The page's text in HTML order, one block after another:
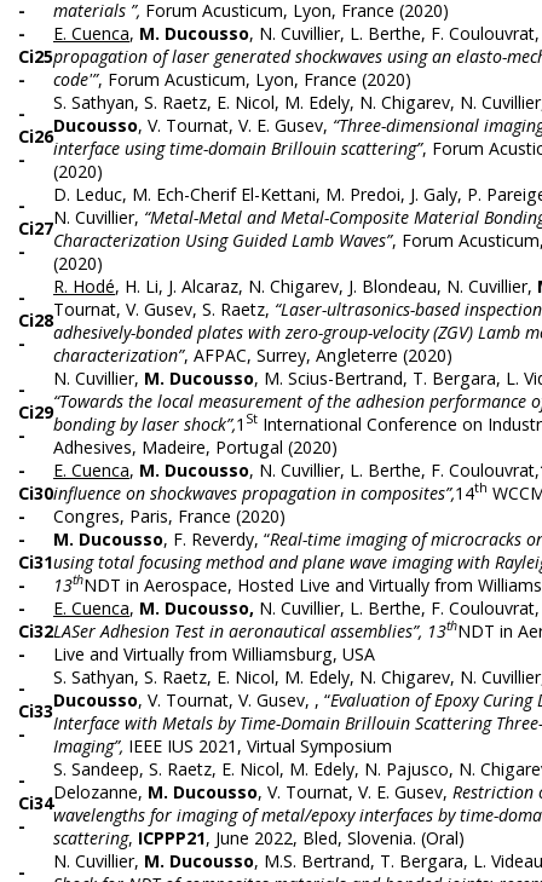
-
materials ”, Forum Acusticum, Lyon, France (2020)
-
Ci25
-
E. Cuenca, M. Ducousso, N. Cuvillier, L. Berthe, F.
propagation of laser generated shockwaves using an elasto-
code'”, Forum Acusticum, Lyon, France (2020)
-
Ci26
-
S. Sathyan, S. Raetz, E. Nicol, M. Edely, N. Chigarev, N.
Ducousso, V. Tournat, V. E. Gusev, “Three-dimensional
interface using time-domain Brillouin scattering”, Forum
(2020)
-
Ci27
-
D. Leduc, M. Ech-Cherif El-Kettani, M. Predoi, J. Galy, P.
N. Cuvillier, “Metal-Metal and Metal-Composite Material
Characterization Using Guided Lamb Waves”, Forum
(2020)
-
Ci28
-
R. Hodé, H. Li, J. Alcaraz, N. Chigarev, J. Blondeau, N. Cuvillier,
Tournat, V. Gusev, S. Raetz, “Laser-ultrasonics-based
adhesively-bonded plates with zero-group-velocity (ZGV) Lamb
characterization”, AFPAC, Surrey, Angleterre (2020)
-
Ci29
-
N. Cuvillier, M. Ducousso, M. Scius-Bertrand, T. Bergara, L.
“Towards the local measurement of the adhesion performance
bonding by laser shock”,1 St International Conference on
Adhesives, Madeire, Portugal (2020)
-
Ci30
-
E. Cuenca, M. Ducousso, N. Cuvillier, L. Berthe, F. Coulouvrat,
influence on shockwaves propagation in composites”,14th
Congres, Paris, France (2020)
-
Ci31
-
M. Ducousso, F. Reverdy, “Real-time imaging of microcracks
using total focusing method and plane wave imaging with
13thNDT in Aerospace, Hosted Live and Virtually from
-
Ci32
-
E. Cuenca, M. Ducousso, N. Cuvillier, L. Berthe, F. Coulouvrat,
LASer Adhesion Test in aeronautical assemblies”, 13thNDT in
Live and Virtually from Williamsburg, USA
-
Ci33
-
S. Sathyan, S. Raetz, E. Nicol, M. Edely, N. Chigarev, N.
Ducousso, V. Tournat, V. Gusev, , “Evaluation of Epoxy Curing
Interface with Metals by Time-Domain Brillouin Scattering
Imaging”, IEEE IUS 2021, Virtual Symposium
-
Ci34
-
S. Sandeep, S. Raetz, E. Nicol, M. Edely, N. Pajusco, N.
Delozanne, M. Ducousso, V. Tournat, V. E. Gusev, Restriction
wavelengths for imaging of metal/epoxy interfaces by time-
scattering, ICPPP21, June 2022, Bled, Slovenia. (Oral)
-
N. Cuvillier, M. Ducousso, M.S. Bertrand, T. Bergara, L.